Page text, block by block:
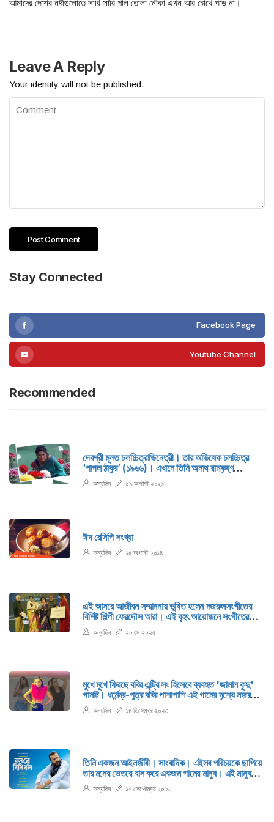
আমাদের দেশের নদীগুলোতে সারি সারি পাল তোলা নৌকা এখন আর চোখে পড়ে না।
Leave A Reply
Your identity will not be published.
Stay Connected
Facebook Page
Youtube Channel
Recommended
দেবশ্রী মূলত চলচ্চিত্রাভিনেত্রী। তার অভিষেক চলচ্চিত্র
‘পাগল ঠাকুর’ (১৯৬৬)। এখানে তিনি অনাথ রামকৃষ্ণ
পরমহংসের ভূমিকায় অভিনয় করেছিলেন। তবে তিনি প্রধান
চরিত্রে প্রথম অভিনয় করেন ‘নদী থেকে সাগর’ (১৯৭৮)-এ।
অন্যদিন ০৯ অগাস্ট ২০২১
ঈদ রেসিপি সংখ্যা
অন্যদিন ১৫ অগাস্ট ২০১৪
এই আসরে আজীবন সম্মাননায় ভূষিত হলেন নজরুলসংগীতের
বিশিষ্ট শিল্পী ফেরদৌস আরা। এই বৃহৎ আয়োজনে সংগীতের
১৯টি ক্যাটাগরিতে পুরস্কার প্রদান করা হয়।
অন্যদিন ২০ মে ২০২৫
মুখে মুখে ফিরছে ববির এন্ট্রি সং হিসেবে ব্যবহৃত 'জামাল কুদু'
গানটি। ধর্মেন্দ্র-পুত্র ববির পাশাপাশি এই গানের দৃশ্যে নজর
কেড়েছেন এক অভিনেত্রী। তাঁকে নিয়ে এখন আলোচনা
সর্বত্র। কে এই অভিনেত্রী? তাঁর আসল পরিচয়ই বা কী?
অন্যদিন ১৪ ডিসেম্বর ২০২৩
তিনি একজন আইনজীবী। সাংবাদিক। এইসব পরিচয়কে ছাপিয়ে
তার মনের ভেতরে বাস করে একজন গানের মানুষ। এই মানুষটি
ভালো তবলা বাজান। গান লিখেন। সুরারোপ করেন। নাম
আজমল হোসেন দিশারী।
অন্যদিন ১৭ সেপ্টেম্বর ২০২৩